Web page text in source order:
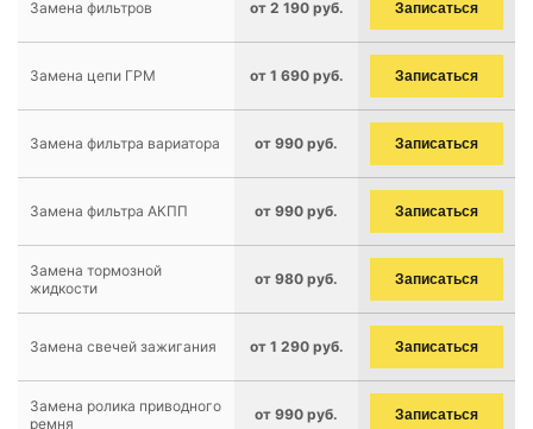
Замена фильтров от 2 190 руб. Записаться
Замена цепи ГРМ от 1 690 руб. Записаться
Замена фильтра вариатора от 990 руб. Записаться
Замена фильтра АКПП от 990 руб. Записаться
Замена тормозной
жидкости
от 980 руб. Записаться
Замена свечей зажигания от 1 290 руб. Записаться
Замена ролика приводного
ремня
от 990 руб. Записаться